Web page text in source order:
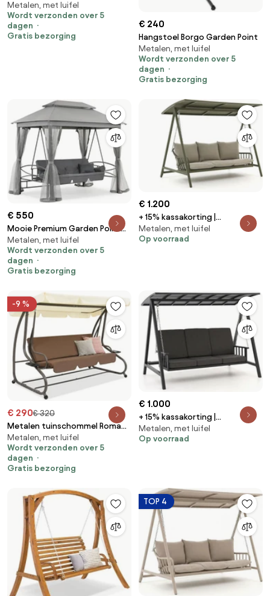
Malaga Garden Point antraciet
Metalen, met luifel
Wordt verzonden over 5
dagen
Gratis bezorging
€ 240
Hangstoel Borgo Garden Point
Metalen, met luifel
Wordt verzonden over 5
dagen
Gratis bezorging
€ 550
Mooie Premium Garden Point
metalen tuinschommel grijs
Metalen, met luifel
Wordt verzonden over 5
dagen
Gratis bezorging
€ 1.200
+ 15% kassakorting |
Schommelbank Manifesto |
Aluminium | 3 personen |
Metalen, met luifel
Op voorraad
-9 %
€ 290€ 320
Metalen tuinschommel Roma
Garden Point bruin
Metalen, met luifel
Wordt verzonden over 5
dagen
Gratis bezorging
€ 1.000
+ 15% kassakorting |
Schommelbank Manifesto |
Aluminium | 2 personen |
Metalen, met luifel
Op voorraad
TOP 4